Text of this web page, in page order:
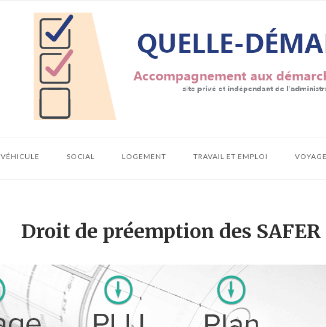
Home
VÉHICULE SOCIAL LOGEMENT TRAVAIL ET EMPLOI
Droit de préemption des SAFER